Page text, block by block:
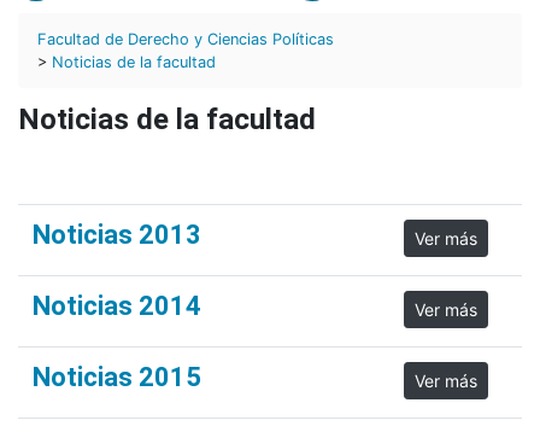
Facultad de Derecho y Ciencias Políticas
> Noticias de la facultad
Noticias de la facultad
Noticias 2013 Ver más
Noticias 2014 Ver más
Noticias 2015 Ver más